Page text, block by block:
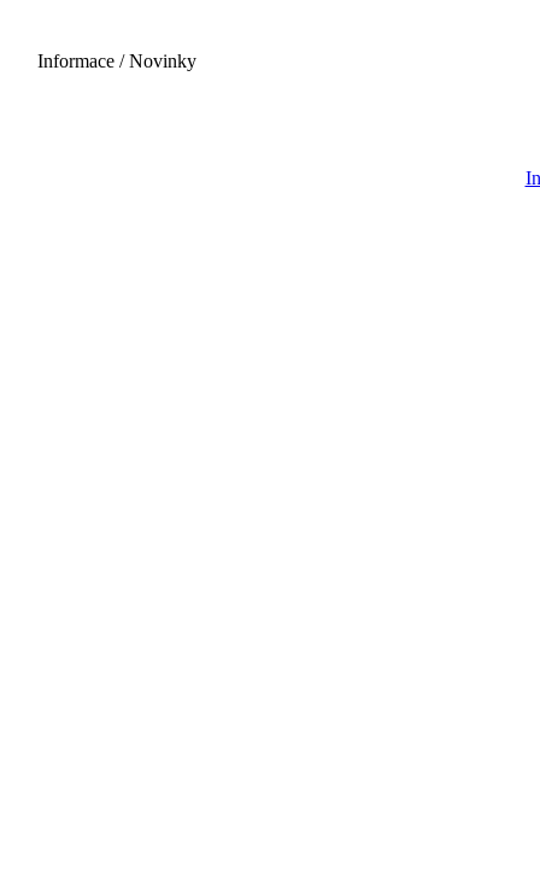
Informace / Novinky